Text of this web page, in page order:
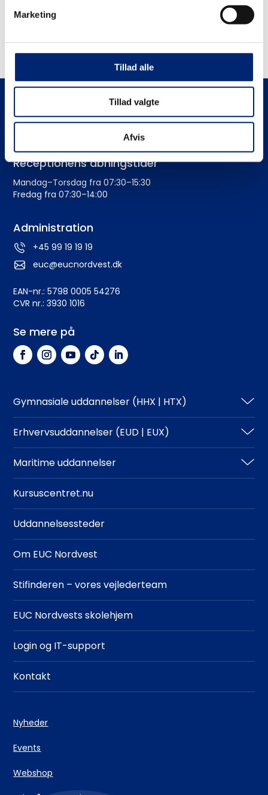
Marketing
Tillad alle
Tillad valgte
Afvis
Alle nyheder
Receptionens åbningstider
Mandag–Torsdag fra 07:30–15:30
Fredag fra 07:30–14:00
Administration
+45 99 19 19 19
euc@eucnordvest.dk
EAN-nr.: 5798 0005 54276
CVR nr.: 3930 1016
Se mere på
Gymnasiale uddannelser (HHX | HTX)
HHX
HTX
Erhvervsuddannelser (EUD | EUX)
Teknisk
Business
Adgangskrav
Maritime uddannelser
North Sea College
Kursuscentret.nu
Uddannelsessteder
Om EUC Nordvest
Stifinderen – vores vejlederteam
EUC Nordvests skolehjem
Login og IT-support
Kontakt
Nyheder
Events
Webshop